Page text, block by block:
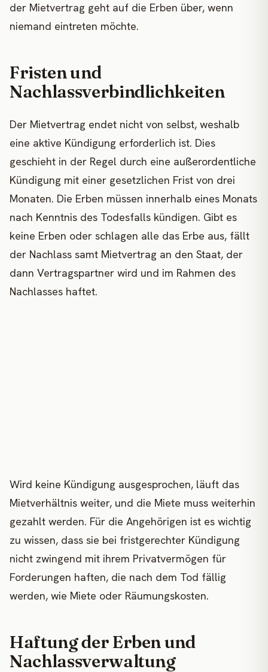
der Mietvertrag geht auf die Erben über, wenn
niemand eintreten möchte.
Fristen und
Nachlassverbindlichkeiten
Der Mietvertrag endet nicht von selbst, weshalb
eine aktive Kündigung erforderlich ist. Dies
geschieht in der Regel durch eine außerordentliche
Kündigung mit einer gesetzlichen Frist von drei
Monaten. Die Erben müssen innerhalb eines Monats
nach Kenntnis des Todesfalls kündigen. Gibt es
keine Erben oder schlagen alle das Erbe aus, fällt
der Nachlass samt Mietvertrag an den Staat, der
dann Vertragspartner wird und im Rahmen des
Nachlasses haftet.
Wird keine Kündigung ausgesprochen, läuft das
Mietverhältnis weiter, und die Miete muss weiterhin
gezahlt werden. Für die Angehörigen ist es wichtig
zu wissen, dass sie bei fristgerechter Kündigung
nicht zwingend mit ihrem Privatvermögen für
Forderungen haften, die nach dem Tod fällig
werden, wie Miete oder Räumungskosten.
Haftung der Erben und
Nachlassverwaltung